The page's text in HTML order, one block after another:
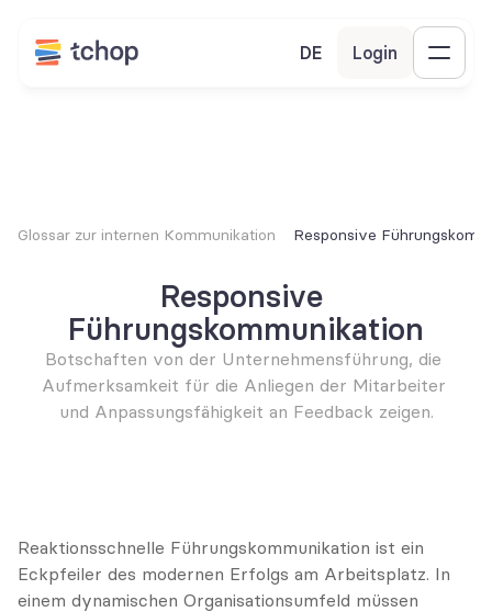
DE Login
Glossar zur internen Kommunikation Responsive
Responsive
Führungskommunikation
Botschaften von der Unternehmensführung, die
Aufmerksamkeit für die Anliegen der Mitarbeiter
und Anpassungsfähigkeit an Feedback zeigen.
Reaktionsschnelle Führungskommunikation ist ein
Eckpfeiler des modernen Erfolgs am Arbeitsplatz. In
einem dynamischen Organisationsumfeld müssen